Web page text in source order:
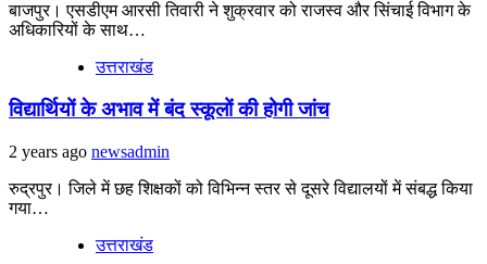
बाजपुर। एसडीएम आरसी तिवारी ने शुक्रवार को राजस्व और सिंचाई विभाग के
अधिकारियों के साथ…
उत्तराखंड
विद्यार्थियों के अभाव में बंद स्कूलों की होगी जांच
2 years ago newsadmin
रुद्रपुर। जिले में छह शिक्षकों को विभिन्न स्तर से दूसरे विद्यालयों में संबद्ध किया
गया…
उत्तराखंड